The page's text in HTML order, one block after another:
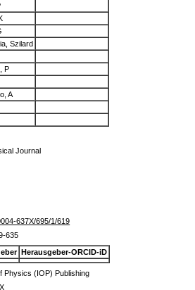
Szilard
P
A
Journal
637X/695/1/619
635
Herausgeber-ORCID-iD
Physics (IOP) Publishing